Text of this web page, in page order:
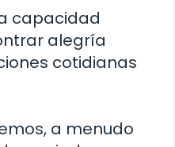
capacidad
alegría
cotidianas
a menudo